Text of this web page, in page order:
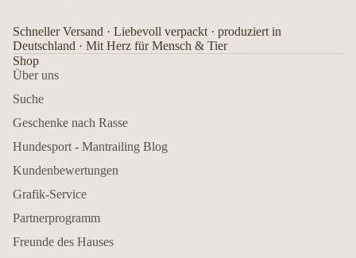
Schneller Versand · Liebevoll verpackt · produziert in
Deutschland · Mit Herz für Mensch & Tier
Shop
Über uns
Suche
Geschenke nach Rasse
Hundesport - Mantrailing Blog
Kundenbewertungen
Grafik-Service
Partnerprogramm
Freunde des Hauses